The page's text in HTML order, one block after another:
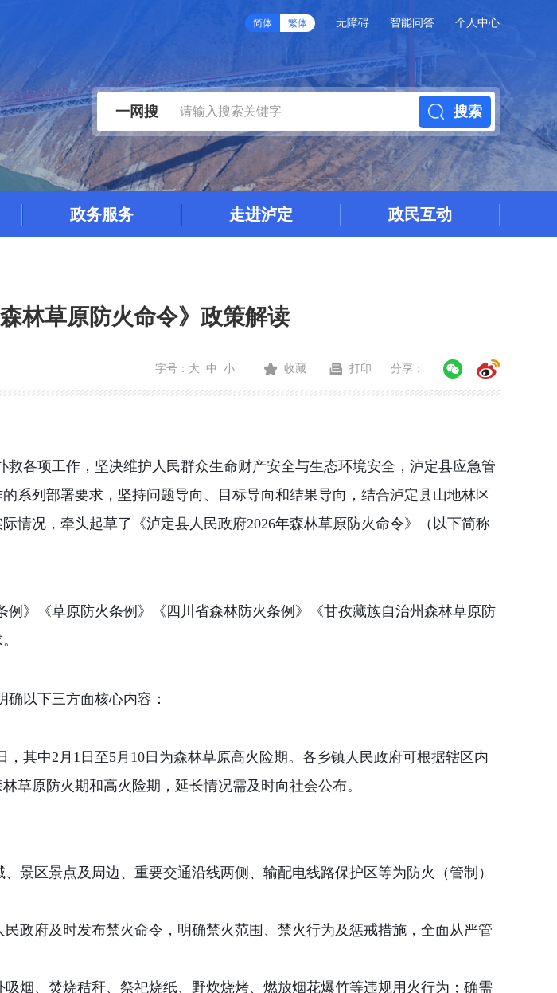
简体 繁体 无障碍 智能问答 个人中心
一网搜 搜索
政务服务 走进泸定 政民互动
林草原防火命令》政策解读
字号： 大 中 小 收藏 打印 分享：
各项工作，坚决维护人民群众生命财产安全与生态环境安全，泸定县应急管
系列部署要求，坚持问题导向、目标导向和结果导向，结合泸定县山地林区
情况，牵头起草了《泸定县人民政府2026年森林草原防火命令》（以下简称
》《草原防火条例》《四川省森林防火条例》《甘孜藏族自治州森林草原防
以下三方面核心内容：
，其中2 月 1 日至5 月 10日为森林草原高火险期。各乡镇人民政府可根据辖区内
草原防火期和高火险期，延长情况需及时向社会公布。
景区景点及周边、重要交通沿线两侧、输配电线路保护区等为防火（管制）
政府及时发布禁火命令，明确禁火范围、禁火行为及惩戒措施，全面从严管
烟、焚烧秸秆、祭祀烧纸、野炊烧烤、燃放烟花爆竹等违规用火行为；确需